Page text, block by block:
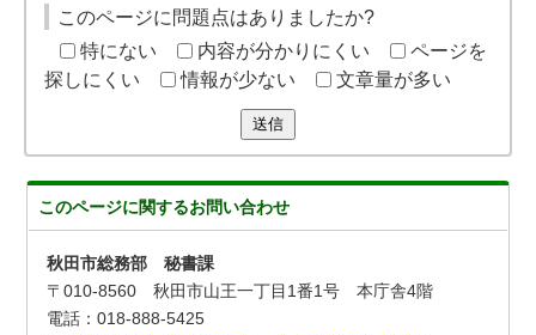
このページに問題点はありましたか?
特にない
内容が分かりにくい
ページを
探しにくい
情報が少ない 文章量が多い
送信
このページに関するお問い合わせ
秋田市総務部 秘書課
〒010-8560 秋田市山王一丁目1番1号 本庁舎4階
電話：018-888-5425